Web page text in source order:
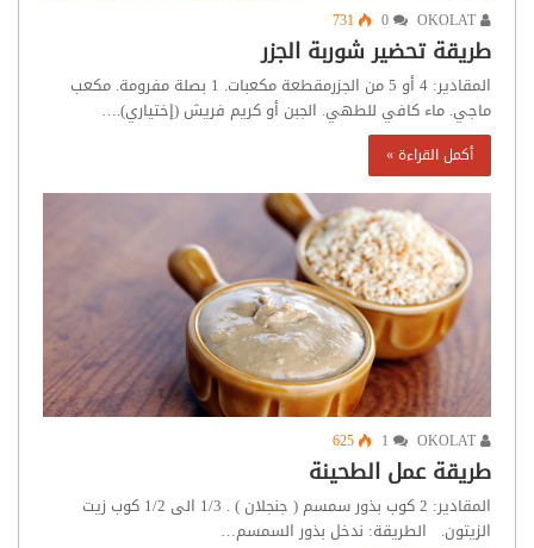
731
طريقة تحضير شوربة الجزر
المقادير: 4 أو 5 من الجزرمقطعة مكعبات. 1 بصلة مفرومة. مكعب
ماجي. ماء كافي للطهي. الجبن أو كريم فريش (إختياري).…
أكمل القراءة »
625
طريقة عمل الطحينة
المقادير: 2 كوب بذور سمسم ( جنجلان ) . 1/3 الى 1/2 كوب زيت
الزيتون. الطريقة: ندخل بذور السمسم…